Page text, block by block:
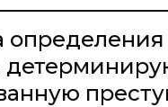
определения